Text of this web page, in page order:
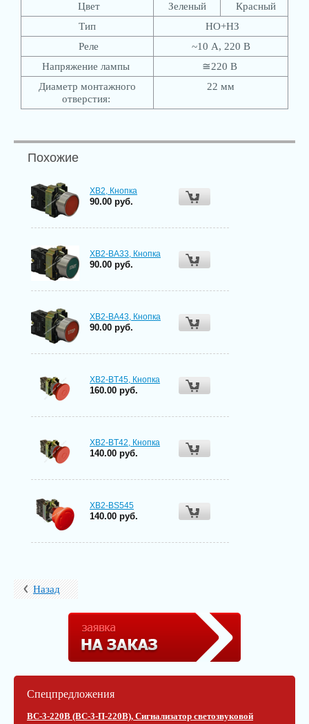
Цвет
Зеленый
Красный
Тип
НО+НЗ
Реле
~10 А, 220 В
Напряжение лампы
≅220 В
Диаметр монтажного
отверстия:
22 мм
Похожие
XB2, Кнопка
90.00 руб.
XB2-ВА33, Кнопка
90.00 руб.
XB2-ВА43, Кнопка
90.00 руб.
XB2-BT45, Кнопка
160.00 руб.
XB2-BT42, Кнопка
140.00 руб.
XB2-BS545
140.00 руб.
Назад
Спецпредложения
ВС-3-220В (ВС-3-П-220В), Сигнализатор светозвуковой